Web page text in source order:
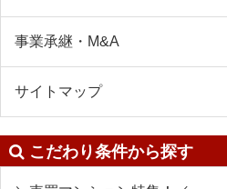
事業承継・M&A
サイトマップ
こだわり条件から探す